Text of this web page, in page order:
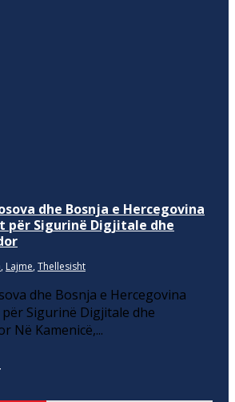
dhe Bosnja e Hercegovina
për Sigurinë Digjitale dhe
, Lajme, Thellesisht
dhe Bosnja e Hercegovina
Sigurinë Digjitale dhe
Në Kamenicë,...